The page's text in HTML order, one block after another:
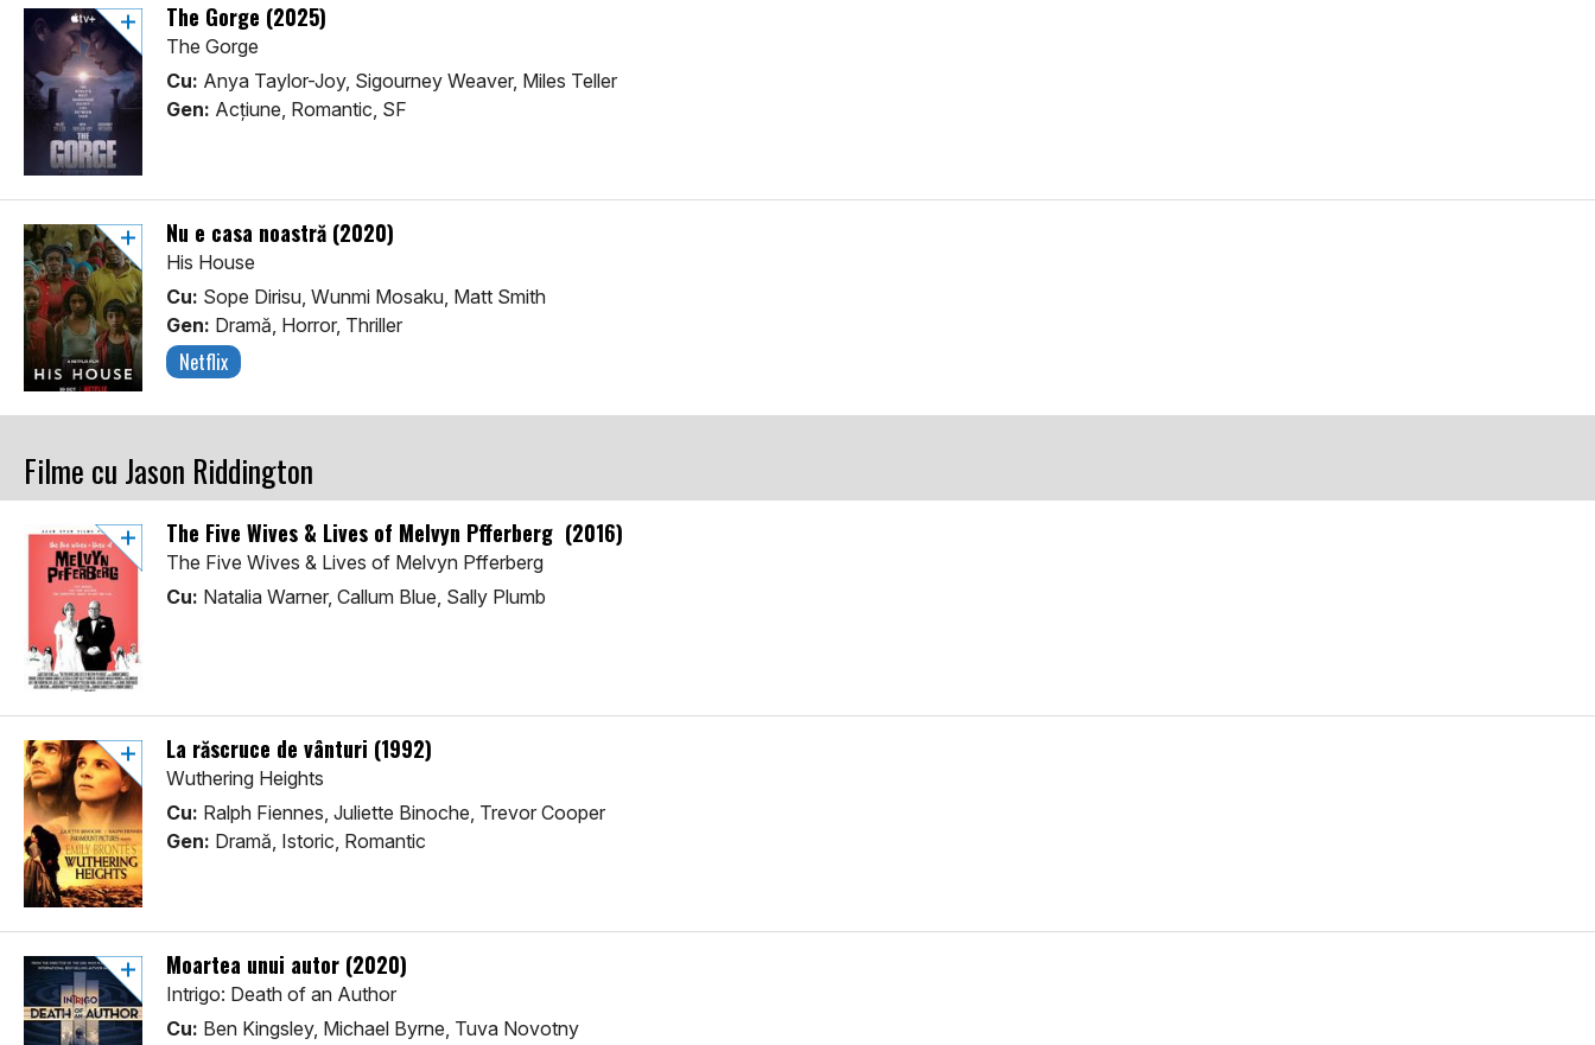
The Gorge (2025)
The Gorge
Cu: Anya Taylor-Joy, Sigourney Weaver, Miles Teller
Gen: Acţiune, Romantic, SF
Nu e casa noastră (2020)
His House
Cu: Sope Dirisu, Wunmi Mosaku, Matt Smith
Gen: Dramă, Horror, Thriller
Netflix
Filme cu Jason Riddington
The Five Wives & Lives of Melvyn Pfferberg (2016)
The Five Wives & Lives of Melvyn Pfferberg
Cu: Natalia Warner, Callum Blue, Sally Plumb
La răscruce de vânturi (1992)
Wuthering Heights
Cu: Ralph Fiennes, Juliette Binoche, Trevor Cooper
Gen: Dramă, Istoric, Romantic
Moartea unui autor (2020)
Intrigo: Death of an Author
Cu: Ben Kingsley, Michael Byrne, Tuva Novotny